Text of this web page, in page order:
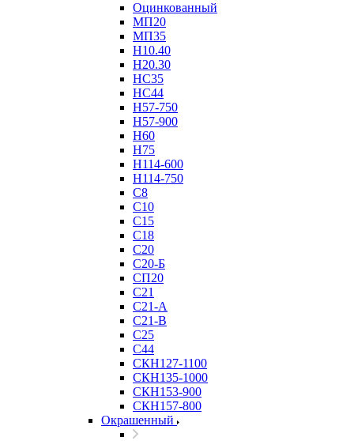
Оцинкованный
МП20
МП35
Н10.40
Н20.30
НС35
НС44
Н57-750
Н57-900
Н60
Н75
Н114-600
Н114-750
С8
С10
С15
С18
С20
С20-Б
СП20
С21
С21-А
С21-В
С25
С44
СКН127-1100
СКН135-1000
СКН153-900
СКН157-800
Окрашенный